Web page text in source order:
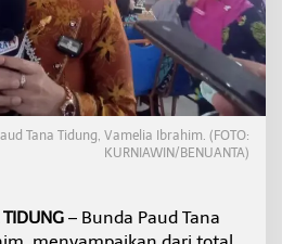
Tana Tidung, Vamelia Ibrahim. (FOTO:
KURNIAWIN/BENUANTA)
– Bunda Paud Tana